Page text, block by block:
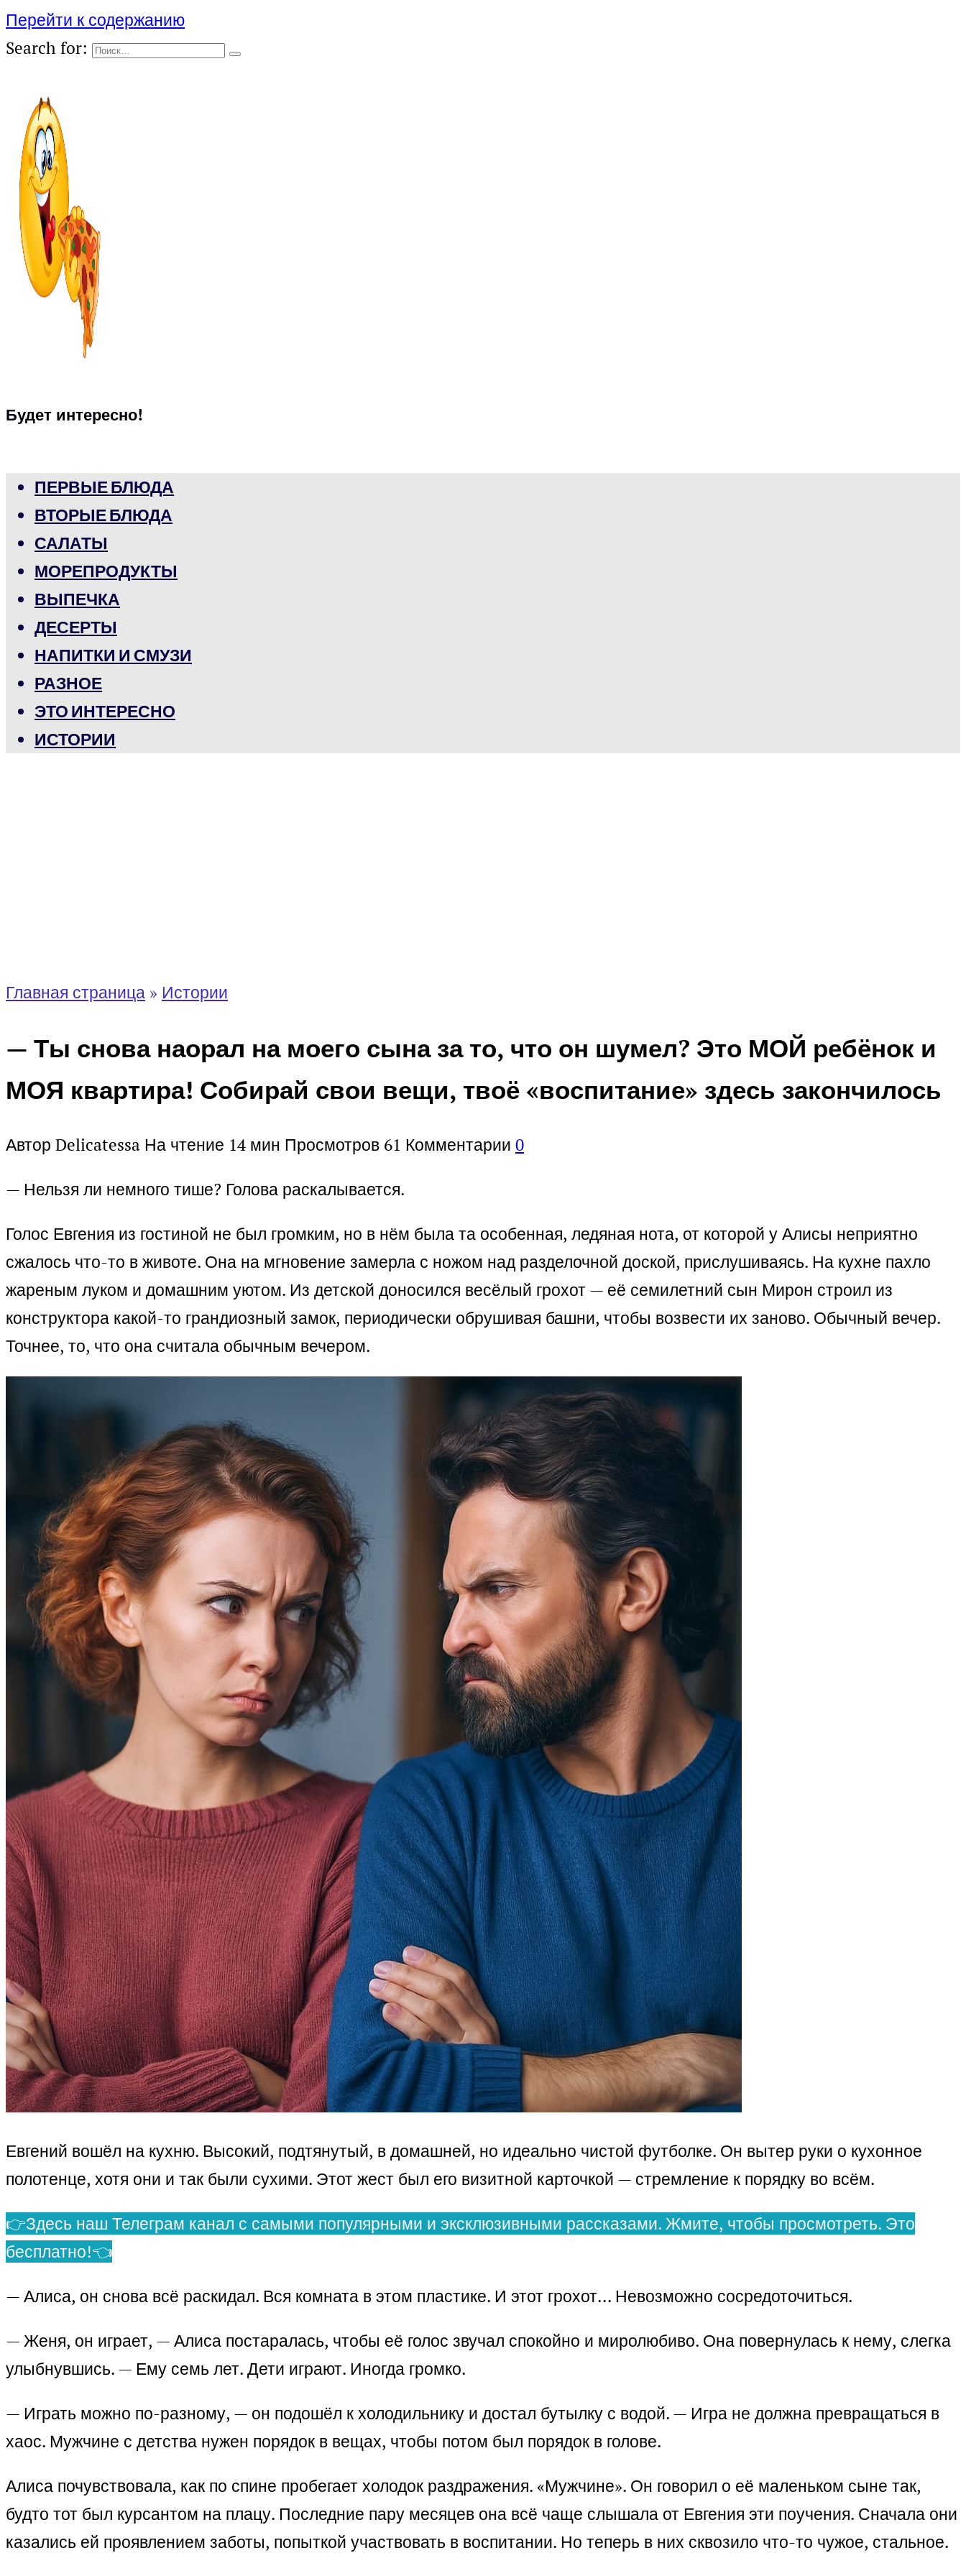
Перейти к содержанию
Search for:
Будет интересно!
ПЕРВЫЕ БЛЮДА
ВТОРЫЕ БЛЮДА
САЛАТЫ
МОРЕПРОДУКТЫ
ВЫПЕЧКА
ДЕСЕРТЫ
НАПИТКИ И СМУЗИ
РАЗНОЕ
ЭТО ИНТЕРЕСНО
ИСТОРИИ
Главная страница » Истории
— Ты снова наорал на моего сына за то, что он шумел? Это МОЙ ребёнок и
МОЯ квартира! Собирай свои вещи, твоё «воспитание» здесь закончилось
Автор Delicatessa На чтение 14 мин Просмотров 61 Комментарии 0
— Нельзя ли немного тише? Голова раскалывается.
Голос Евгения из гостиной не был громким, но в нём была та особенная, ледяная нота, от которой у Алисы неприятно
сжалось что-то в животе. Она на мгновение замерла с ножом над разделочной доской, прислушиваясь. На кухне пахло
жареным луком и домашним уютом. Из детской доносился весёлый грохот — её семилетний сын Мирон строил из
конструктора какой-то грандиозный замок, периодически обрушивая башни, чтобы возвести их заново. Обычный вечер.
Точнее, то, что она считала обычным вечером.
Евгений вошёл на кухню. Высокий, подтянутый, в домашней, но идеально чистой футболке. Он вытер руки о кухонное
полотенце, хотя они и так были сухими. Этот жест был его визитной карточкой — стремление к порядку во всём.
👉Здесь наш Телеграм канал с самыми популярными и эксклюзивными рассказами. Жмите, чтобы просмотреть. Это
бесплатно!👈
— Алиса, он снова всё раскидал. Вся комната в этом пластике. И этот грохот… Невозможно сосредоточиться.
— Женя, он играет, — Алиса постаралась, чтобы её голос звучал спокойно и миролюбиво. Она повернулась к нему, слегка
улыбнувшись. — Ему семь лет. Дети играют. Иногда громко.
— Играть можно по-разному, — он подошёл к холодильнику и достал бутылку с водой. — Игра не должна превращаться в
хаос. Мужчине с детства нужен порядок в вещах, чтобы потом был порядок в голове.
Алиса почувствовала, как по спине пробегает холодок раздражения. «Мужчине». Он говорил о её маленьком сыне так,
будто тот был курсантом на плацу. Последние пару месяцев она всё чаще слышала от Евгения эти поучения. Сначала они
казались ей проявлением заботы, попыткой участвовать в воспитании. Но теперь в них сквозило что-то чужое, стальное.